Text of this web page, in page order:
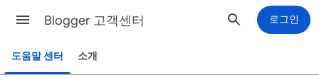
Blogger 고객센터 로그인
도움말 센터 소개